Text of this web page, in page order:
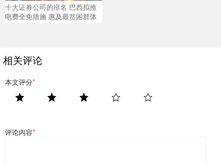
十大证券公司的排名 巴西拟推
电费全免措施 惠及最贫困群体
相关评论
本文评分*
评论内容*